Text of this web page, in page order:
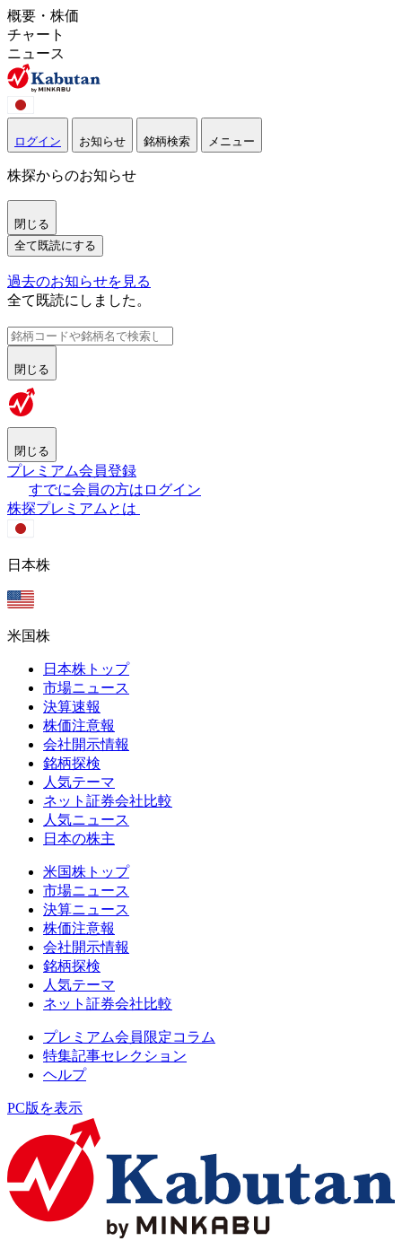
概要・株価
チャート
ニュース
ログイン お知らせ 銘柄検索 メニュー
株探からのお知らせ
閉じる
全て既読にする
過去のお知らせを見る
全て既読にしました。
閉じる
閉じる
プレミアム会員登録
すでに会員の方はログイン
株探プレミアムとは
日本株
米国株
日本株トップ
市場ニュース
決算速報
株価注意報
会社開示情報
銘柄探検
人気テーマ
ネット証券会社比較
人気ニュース
日本の株主
米国株トップ
市場ニュース
決算ニュース
株価注意報
会社開示情報
銘柄探検
人気テーマ
ネット証券会社比較
プレミアム会員限定コラム
特集記事セレクション
ヘルプ
PC版を表示